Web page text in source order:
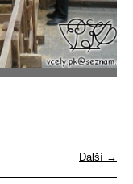
Další →